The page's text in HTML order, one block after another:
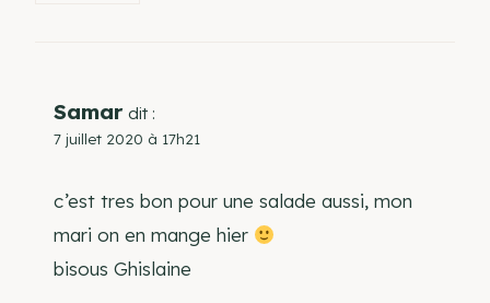
Samar dit :
7 juillet 2020 à 17h21
c’est tres bon pour une salade aussi, mon
mari on en mange hier
bisous Ghislaine